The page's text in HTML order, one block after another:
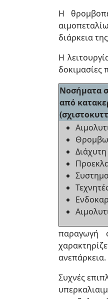
Η
διάρκεια
Η
δοκιμασίες
Νοσήματα
από
παραγωγή
ανεπάρκεια.
Συχνές